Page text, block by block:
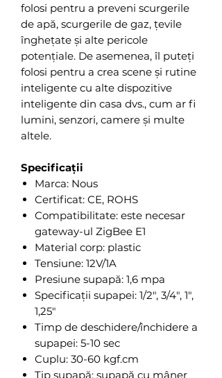
folosi pentru a preveni scurgerile
de apă, scurgerile de gaz, țevile
înghețate și alte pericole
potențiale. De asemenea, îl puteți
folosi pentru a crea scene și rutine
inteligente cu alte dispozitive
inteligente din casa dvs., cum ar fi
lumini, senzori, camere și multe
altele.
Specificații
Marca: Nous
Certificat: CE, ROHS
Compatibilitate: este necesar
gateway-ul ZigBee E1
Material corp: plastic
Tensiune: 12V/1A
Presiune supapă: 1,6 mpa
Specificații supapei: 1/2", 3/4", 1",
1,25"
Timp de deschidere/închidere a
supapei: 5-10 sec
Cuplu: 30-60 kgf.cm
Tip supapă: supapă cu mâner